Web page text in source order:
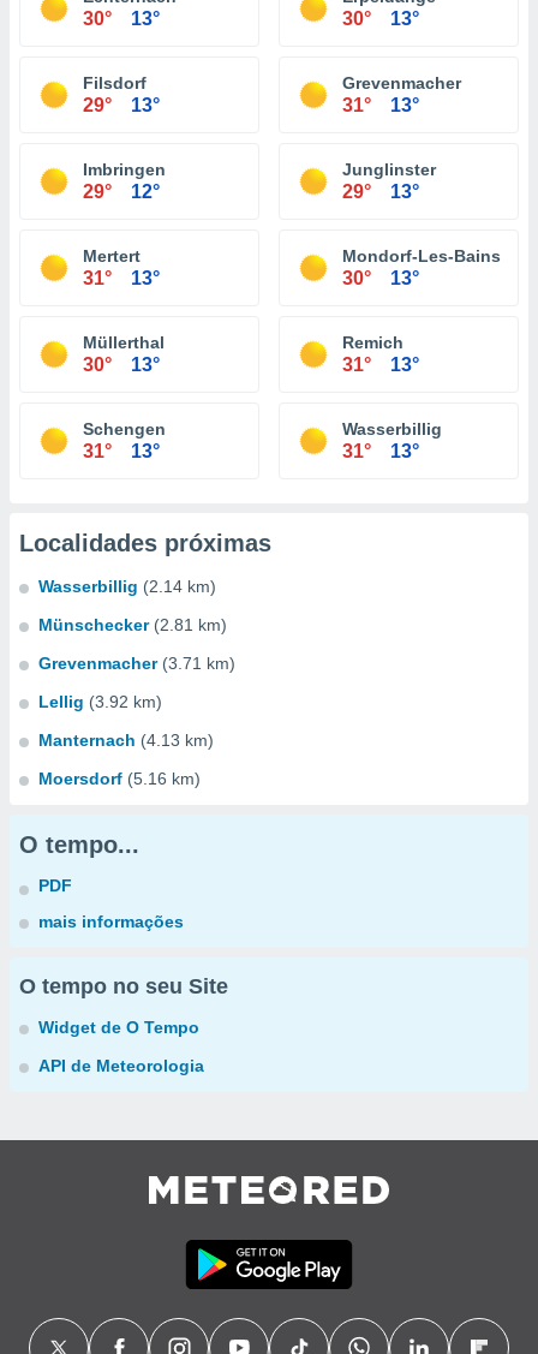
30° 13° 30° 13°
Filsdorf
29° 13°
Grevenmacher
31° 13°
Imbringen
29° 12°
Junglinster
29° 13°
Mertert
31° 13°
Mondorf-Les-Bains
30° 13°
Müllerthal
30° 13°
Remich
31° 13°
Schengen
31° 13°
Wasserbillig
31° 13°
Localidades próximas
Wasserbillig (2.14 km)
Münschecker (2.81 km)
Grevenmacher (3.71 km)
Lellig (3.92 km)
Manternach (4.13 km)
Moersdorf (5.16 km)
O tempo...
PDF
mais informações
O tempo no seu Site
Widget de O Tempo
API de Meteorologia